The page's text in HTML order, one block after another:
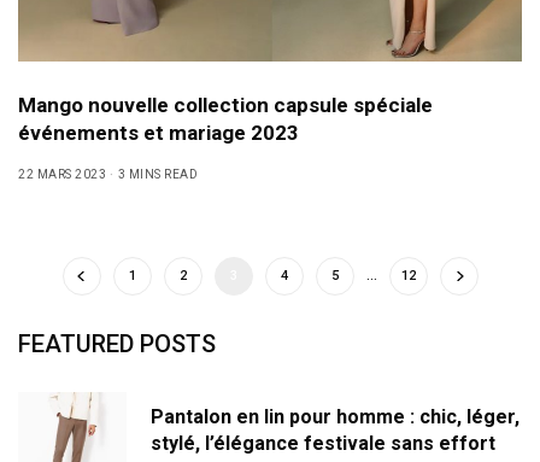
Mango nouvelle collection capsule spéciale
événements et mariage 2023
22 MARS 2023 3 MINS READ
1 2 4 5 … 12
FEATURED POSTS
Pantalon en lin pour homme : chic, léger,
stylé, l’élégance festivale sans effort